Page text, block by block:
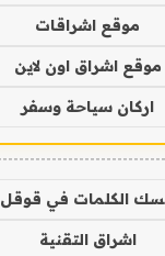
موقع اشراقات
موقع اشراق اون لاين
اركان سياحة وسفر
الكلمات في قوقل
اشراق التقنية